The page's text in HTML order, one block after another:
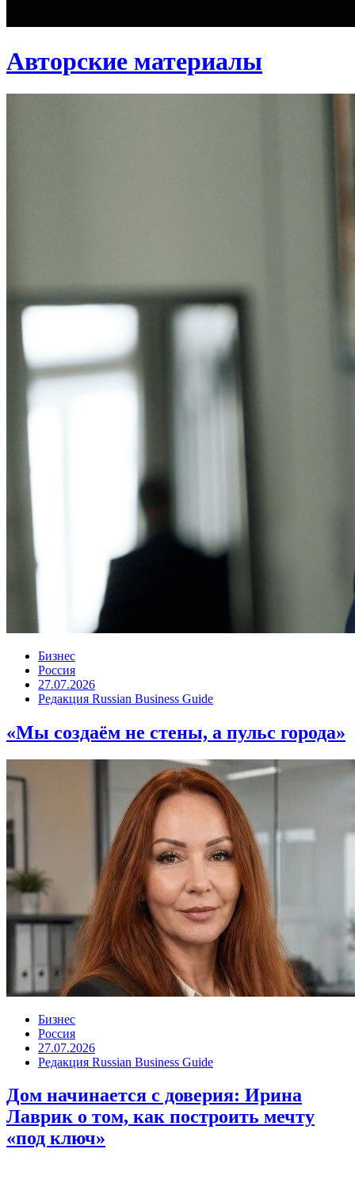
Авторские материалы
Бизнес
Россия
27.07.2026
Редакция Russian Business Guide
«Мы создаём не стены, а пульс города»
Бизнес
Россия
27.07.2026
Редакция Russian Business Guide
Дом начинается с доверия: Ирина
Лаврик о том, как построить мечту
«под ключ»